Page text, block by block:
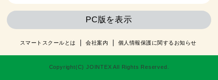
PC版を表示
スマートスクールとは 会社案内 個人情報保護に関するお知らせ
Copyright(C) JOINTEX All Rights Reserved.